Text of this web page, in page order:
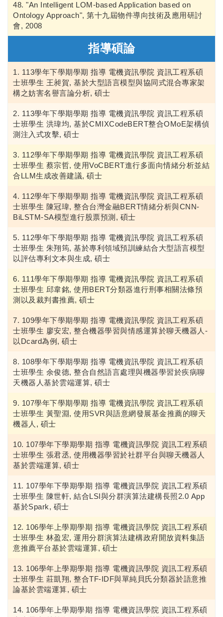
"An Intelligent LOM-based Application based on
Ontology Approach", 第十九屆物件導向技術及應用研討
會, 2008
指導碩論
113學年下學期學期 指導 電機資訊學院 資訊工程系碩
士班學生 王昶賀, 基於大型語言模型與協同式混合專家架
構之妨害名譽言論分析, 碩士
113學年下學期學期 指導 電機資訊學院 資訊工程系碩
士班學生 洪瑋均, 基於CMIXCodeBERT整合OMoE架構偵
測注入式攻擊, 碩士
112學年下學期學期 指導 電機資訊學院 資訊工程系碩
士班學生 蔡宗哲, 使用VoCBERT進行多面向情緒分析並結
合LLM生成改善建議, 碩士
112學年下學期學期 指導 電機資訊學院 資訊工程系碩
士班學生 陳冠瑋, 整合台灣金融BERT情緒分析與CNN-
BiLSTM-SA模型進行股票預測, 碩士
112學年下學期學期 指導 電機資訊學院 資訊工程系碩
士班學生 朱翔筠, 基於專利領域預訓練結合大型語言模型
以評估專利文本與生成, 碩士
111學年下學期學期 指導 電機資訊學院 資訊工程系碩
士班學生 邱韋銘, 使用BERT分類器進行刑事相關法條預
測以及裁判書推薦, 碩士
109學年下學期學期 指導 電機資訊學院 資訊工程系碩
士班學生 廖安宏, 整合機器學習與情感運算於聊天機器人-
以Dcard為例, 碩士
108學年下學期學期 指導 電機資訊學院 資訊工程系碩
士班學生 余俊德, 整合自然語言處理與機器學習於疾病聊
天機器人基於雲端運算, 碩士
107學年下學期學期 指導 電機資訊學院 資訊工程系碩
士班學生 黃聖淵, 使用SVR與語意網發展基金推薦的聊天
機器人, 碩士
107學年下學期學期 指導 電機資訊學院 資訊工程系碩
士班學生 張君丞, 使用機器學習於社群平台與聊天機器人
基於雲端運算, 碩士
107學年下學期學期 指導 電機資訊學院 資訊工程系碩
士班學生 陳世軒, 結合LSI與分群演算法建構長照2.0 App
基於Spark, 碩士
106學年上學期學期 指導 電機資訊學院 資訊工程系碩
士班學生 林盈宏, 運用分群演算法建構政府開放資料集語
意推薦平台基於雲端運算, 碩士
106學年上學期學期 指導 電機資訊學院 資訊工程系碩
士班學生 莊凱翔, 整合TF-IDF與單純貝氏分類器於語意推
論基於雲端運算, 碩士
106學年上學期學期 指導 電機資訊學院 資訊工程系碩